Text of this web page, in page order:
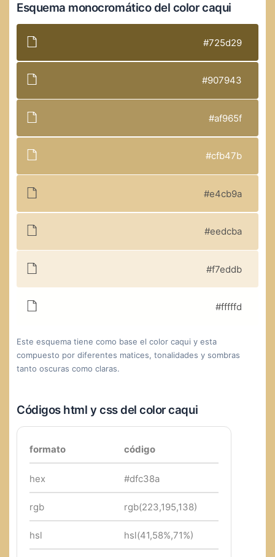
Esquema monocromático del color caqui
#725d29
#907943
#af965f
#cfb47b
#e4cb9a
#eedcba
#f7eddb
#fffffd
Este esquema tiene como base el color caqui y esta
compuesto por diferentes matices, tonalidades y sombras
tanto oscuras como claras.
Códigos html y css del color caqui
formato código
hex #dfc38a
rgb rgb(223,195,138)
hsl hsl(41,58%,71%)